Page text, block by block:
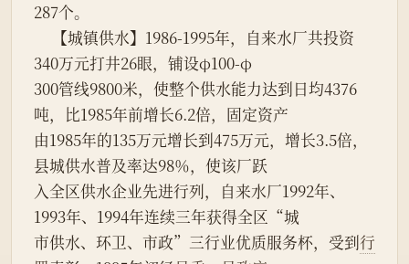
287个。
340万元打井26眼，铺设φ100-φ
300管线9800米，使整个供水能力达到日均4376
吨，比1985年前增长6.2倍，固定资产
由1985年的135万元增长到475万元，增长3.5倍，
县城供水普及率达98％，使该厂跃
入全区供水企业先进行列，自来水厂1992年、
1993年、1994年连续三年获得全区“城
市供水、环卫、市政”三行业优质服务杯，受到行